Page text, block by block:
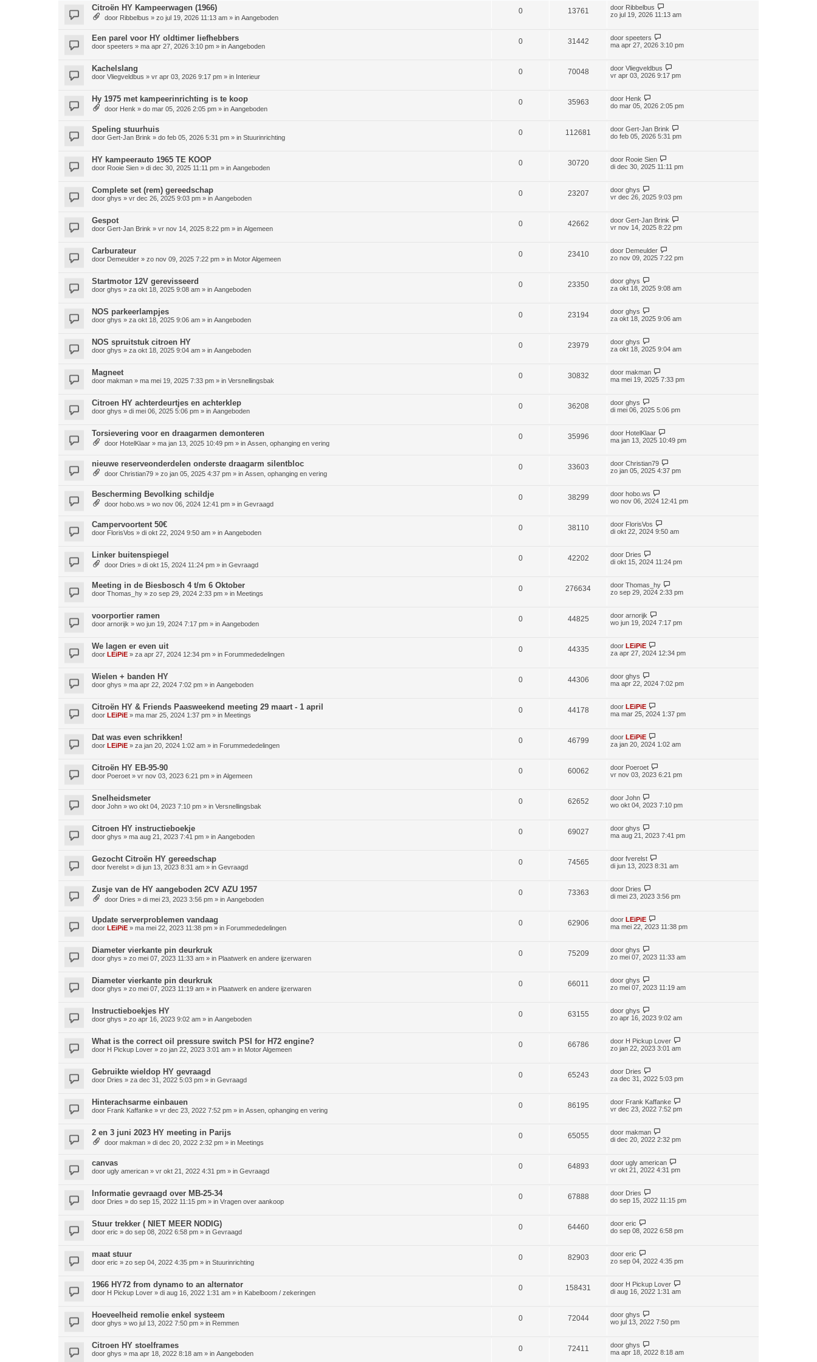
Citroën HY Kampeerwagen (1966)
door Ribbelbus » zo jul 19, 2026 11:13 am » in Aangeboden
0 13761 door Ribbelbus
zo jul 19, 2026 11:13 am
Een parel voor HY oldtimer liefhebbers
door speeters » ma apr 27, 2026 3:10 pm » in Aangeboden
0 31442 door speeters
ma apr 27, 2026 3:10 pm
Kachelslang
door Vliegveldbus » vr apr 03, 2026 9:17 pm » in Interieur
0 70048 door Vliegveldbus
vr apr 03, 2026 9:17 pm
Hy 1975 met kampeerinrichting is te koop
door Henk » do mar 05, 2026 2:05 pm » in Aangeboden
0 35963 door Henk
do mar 05, 2026 2:05 pm
Speling stuurhuis
door Gert-Jan Brink » do feb 05, 2026 5:31 pm » in Stuurinrichting
0 112681 door Gert-Jan Brink
do feb 05, 2026 5:31 pm
HY kampeerauto 1965 TE KOOP
door Rooie Sien » di dec 30, 2025 11:11 pm » in Aangeboden
0 30720 door Rooie Sien
di dec 30, 2025 11:11 pm
Complete set (rem) gereedschap
door ghys » vr dec 26, 2025 9:03 pm » in Aangeboden
0 23207 door ghys
vr dec 26, 2025 9:03 pm
Gespot
door Gert-Jan Brink » vr nov 14, 2025 8:22 pm » in Algemeen
0 42662 door Gert-Jan Brink
vr nov 14, 2025 8:22 pm
Carburateur
door Demeulder » zo nov 09, 2025 7:22 pm » in Motor Algemeen
0 23410 door Demeulder
zo nov 09, 2025 7:22 pm
Startmotor 12V gerevisseerd
door ghys » za okt 18, 2025 9:08 am » in Aangeboden
0 23350 door ghys
za okt 18, 2025 9:08 am
NOS parkeerlampjes
door ghys » za okt 18, 2025 9:06 am » in Aangeboden
0 23194 door ghys
za okt 18, 2025 9:06 am
NOS spruitstuk citroen HY
door ghys » za okt 18, 2025 9:04 am » in Aangeboden
0 23979 door ghys
za okt 18, 2025 9:04 am
Magneet
door makman » ma mei 19, 2025 7:33 pm » in Versnellingsbak
0 30832 door makman
ma mei 19, 2025 7:33 pm
Citroen HY achterdeurtjes en achterklep
door ghys » di mei 06, 2025 5:06 pm » in Aangeboden
0 36208 door ghys
di mei 06, 2025 5:06 pm
Torsievering voor en draagarmen demonteren
door HotelKlaar » ma jan 13, 2025 10:49 pm » in Assen, ophanging en vering
0 35996 door HotelKlaar
ma jan 13, 2025 10:49 pm
nieuwe reserveonderdelen onderste draagarm silentbloc
door Christian79 » zo jan 05, 2025 4:37 pm » in Assen, ophanging en vering
0 33603 door Christian79
zo jan 05, 2025 4:37 pm
Bescherming Bevolking schildje
door hobo.ws » wo nov 06, 2024 12:41 pm » in Gevraagd
0 38299 door hobo.ws
wo nov 06, 2024 12:41 pm
Campervoortent 50€
door FlorisVos » di okt 22, 2024 9:50 am » in Aangeboden
0 38110 door FlorisVos
di okt 22, 2024 9:50 am
Linker buitenspiegel
door Dries » di okt 15, 2024 11:24 pm » in Gevraagd
0 42202 door Dries
di okt 15, 2024 11:24 pm
Meeting in de Biesbosch 4 t/m 6 Oktober
door Thomas_hy » zo sep 29, 2024 2:33 pm » in Meetings
0 276634 door Thomas_hy
zo sep 29, 2024 2:33 pm
voorportier ramen
door arnorijk » wo jun 19, 2024 7:17 pm » in Aangeboden
0 44825 door arnorijk
wo jun 19, 2024 7:17 pm
We lagen er even uit
door LEiPiE » za apr 27, 2024 12:34 pm » in Forummededelingen
0 44335 door LEiPiE
za apr 27, 2024 12:34 pm
Wielen + banden HY
door ghys » ma apr 22, 2024 7:02 pm » in Aangeboden
0 44306 door ghys
ma apr 22, 2024 7:02 pm
Citroën HY & Friends Paasweekend meeting 29 maart - 1 april
door LEiPiE » ma mar 25, 2024 1:37 pm » in Meetings
0 44178 door LEiPiE
ma mar 25, 2024 1:37 pm
Dat was even schrikken!
door LEiPiE » za jan 20, 2024 1:02 am » in Forummededelingen
0 46799 door LEiPiE
za jan 20, 2024 1:02 am
Citroën HY EB-95-90
door Poeroet » vr nov 03, 2023 6:21 pm » in Algemeen
0 60062 door Poeroet
vr nov 03, 2023 6:21 pm
Snelheidsmeter
door John » wo okt 04, 2023 7:10 pm » in Versnellingsbak
0 62652 door John
wo okt 04, 2023 7:10 pm
Citroen HY instructieboekje
door ghys » ma aug 21, 2023 7:41 pm » in Aangeboden
0 69027 door ghys
ma aug 21, 2023 7:41 pm
Gezocht Citroën HY gereedschap
door fverelst » di jun 13, 2023 8:31 am » in Gevraagd
0 74565 door fverelst
di jun 13, 2023 8:31 am
Zusje van de HY aangeboden 2CV AZU 1957
door Dries » di mei 23, 2023 3:56 pm » in Aangeboden
0 73363 door Dries
di mei 23, 2023 3:56 pm
Update serverproblemen vandaag
door LEiPiE » ma mei 22, 2023 11:38 pm » in Forummededelingen
0 62906 door LEiPiE
ma mei 22, 2023 11:38 pm
Diameter vierkante pin deurkruk
door ghys » zo mei 07, 2023 11:33 am » in Plaatwerk en andere ijzerwaren
0 75209 door ghys
zo mei 07, 2023 11:33 am
Diameter vierkante pin deurkruk
door ghys » zo mei 07, 2023 11:19 am » in Plaatwerk en andere ijzerwaren
0 66011 door ghys
zo mei 07, 2023 11:19 am
Instructieboekjes HY
door ghys » zo apr 16, 2023 9:02 am » in Aangeboden
0 63155 door ghys
zo apr 16, 2023 9:02 am
What is the correct oil pressure switch PSI for H72 engine?
door H Pickup Lover » zo jan 22, 2023 3:01 am » in Motor Algemeen
0 66786 door H Pickup Lover
zo jan 22, 2023 3:01 am
Gebruikte wieldop HY gevraagd
door Dries » za dec 31, 2022 5:03 pm » in Gevraagd
0 65243 door Dries
za dec 31, 2022 5:03 pm
Hinterachsarme einbauen
door Frank Kaffanke » vr dec 23, 2022 7:52 pm » in Assen, ophanging en vering
0 86195 door Frank Kaffanke
vr dec 23, 2022 7:52 pm
2 en 3 juni 2023 HY meeting in Parijs
door makman » di dec 20, 2022 2:32 pm » in Meetings
0 65055 door makman
di dec 20, 2022 2:32 pm
canvas
door ugly american » vr okt 21, 2022 4:31 pm » in Gevraagd
0 64893 door ugly american
vr okt 21, 2022 4:31 pm
Informatie gevraagd over MB-25-34
door Dries » do sep 15, 2022 11:15 pm » in Vragen over aankoop
0 67888 door Dries
do sep 15, 2022 11:15 pm
Stuur trekker ( NIET MEER NODIG)
door eric » do sep 08, 2022 6:58 pm » in Gevraagd
0 64460 door eric
do sep 08, 2022 6:58 pm
maat stuur
door eric » zo sep 04, 2022 4:35 pm » in Stuurinrichting
0 82903 door eric
zo sep 04, 2022 4:35 pm
1966 HY72 from dynamo to an alternator
door H Pickup Lover » di aug 16, 2022 1:31 am » in Kabelboom / zekeringen
0 158431 door H Pickup Lover
di aug 16, 2022 1:31 am
Hoeveelheid remolie enkel systeem
door ghys » wo jul 13, 2022 7:50 pm » in Remmen
0 72044 door ghys
wo jul 13, 2022 7:50 pm
Citroen HY stoelframes
door ghys » ma apr 18, 2022 8:18 am » in Aangeboden
0 72411 door ghys
ma apr 18, 2022 8:18 am